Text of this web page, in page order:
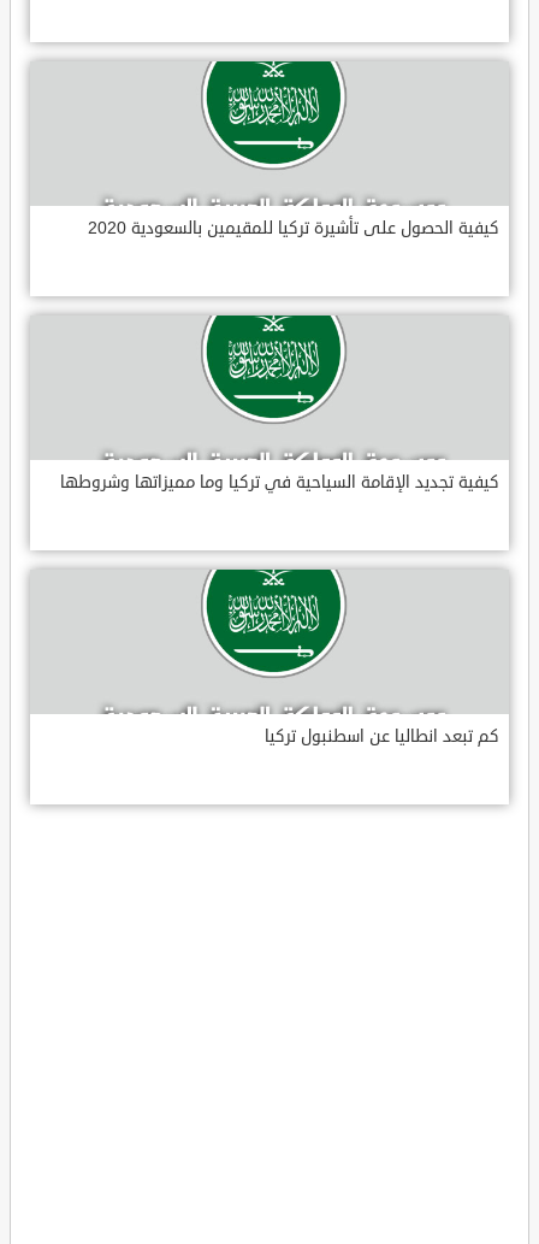
كيفية الحصول على تأشيرة تركيا للمقيمين بالسعودية 2020
كيفية تجديد الإقامة السياحية في تركيا وما مميزاتها وشروطها
كم تبعد انطاليا عن اسطنبول تركيا